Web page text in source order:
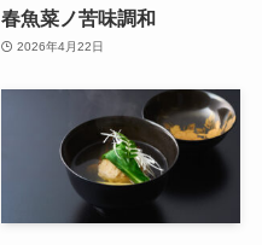
春魚菜ノ苦味調和
2026年4月22日